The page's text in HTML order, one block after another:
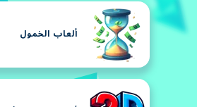
ألعاب الخمول